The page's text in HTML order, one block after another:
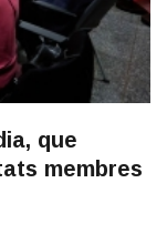
que
membres